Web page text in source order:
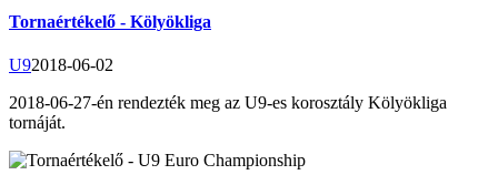
Tornaértékelő - Kölyökliga
U92018-06-02
2018-06-27-én rendezték meg az U9-es korosztály Kölyökliga
tornáját.